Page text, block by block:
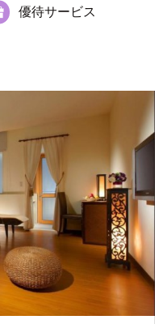
優待サービス